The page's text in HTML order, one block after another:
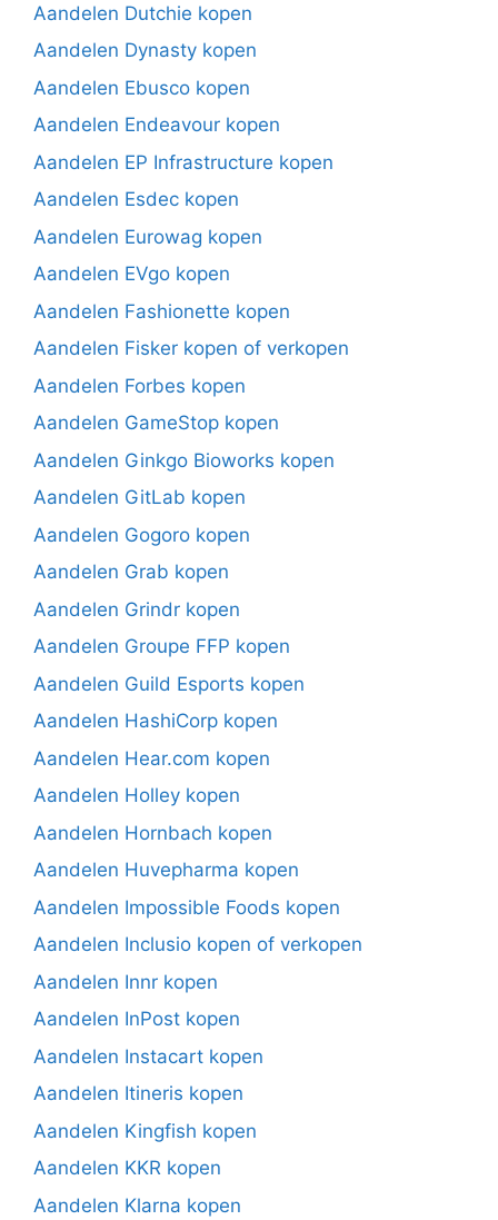
Aandelen Dutchie kopen
Aandelen Dynasty kopen
Aandelen Ebusco kopen
Aandelen Endeavour kopen
Aandelen EP Infrastructure kopen
Aandelen Esdec kopen
Aandelen Eurowag kopen
Aandelen EVgo kopen
Aandelen Fashionette kopen
Aandelen Fisker kopen of verkopen
Aandelen Forbes kopen
Aandelen GameStop kopen
Aandelen Ginkgo Bioworks kopen
Aandelen GitLab kopen
Aandelen Gogoro kopen
Aandelen Grab kopen
Aandelen Grindr kopen
Aandelen Groupe FFP kopen
Aandelen Guild Esports kopen
Aandelen HashiCorp kopen
Aandelen Hear.com kopen
Aandelen Holley kopen
Aandelen Hornbach kopen
Aandelen Huvepharma kopen
Aandelen Impossible Foods kopen
Aandelen Inclusio kopen of verkopen
Aandelen Innr kopen
Aandelen InPost kopen
Aandelen Instacart kopen
Aandelen Itineris kopen
Aandelen Kingfish kopen
Aandelen KKR kopen
Aandelen Klarna kopen